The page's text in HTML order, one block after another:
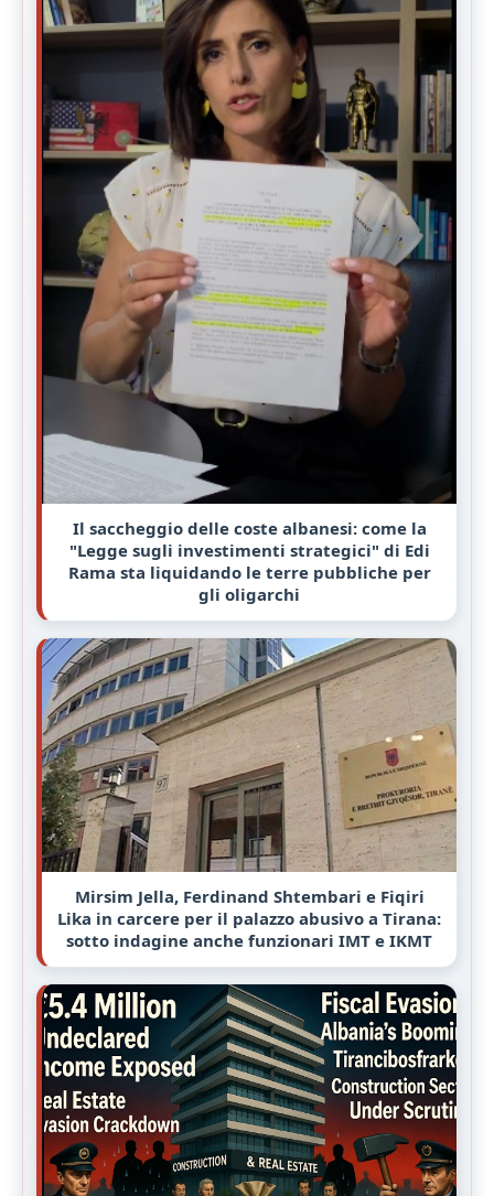
Il saccheggio delle coste albanesi: come la
"Legge sugli investimenti strategici" di Edi
Rama sta liquidando le terre pubbliche per
gli oligarchi
Mirsim Jella, Ferdinand Shtembari e Fiqiri
Lika in carcere per il palazzo abusivo a Tirana:
sotto indagine anche funzionari IMT e IKMT